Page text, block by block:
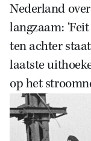
Nederland
langzaam:
ten achter
laatste
op het